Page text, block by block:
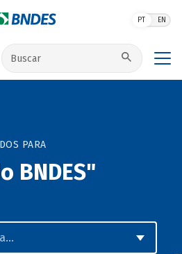
PT EN
Buscar no site
PARA
BNDES"